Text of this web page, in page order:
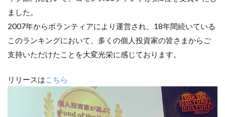
ました。
2007年からボランティアにより運営され、18年間続いている
このランキングにおいて、多くの個人投資家の皆さまからご
支持いただけたことを大変光栄に感じております。
リリースはこちら